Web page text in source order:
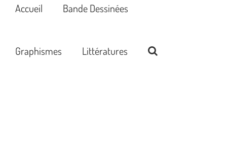
Accueil Bande Dessinées
Graphismes Littératures